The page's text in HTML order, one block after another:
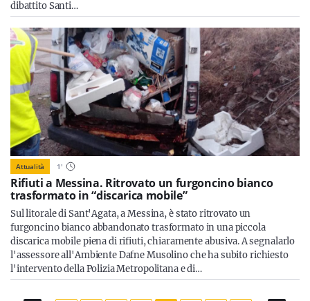
dibattito Santi…
Attualità 1'
Rifiuti a Messina. Ritrovato un furgoncino bianco
trasformato in “discarica mobile”
Sul litorale di Sant'Agata, a Messina, è stato ritrovato un
furgoncino bianco abbandonato trasformato in una piccola
discarica mobile piena di rifiuti, chiaramente abusiva. A segnalarlo
l'assessore all'Ambiente Dafne Musolino che ha subito richiesto
l'intervento della Polizia Metropolitana e di…